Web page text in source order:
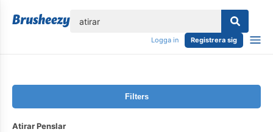
Logga in Registrera sig
Filters
Atirar Penslar